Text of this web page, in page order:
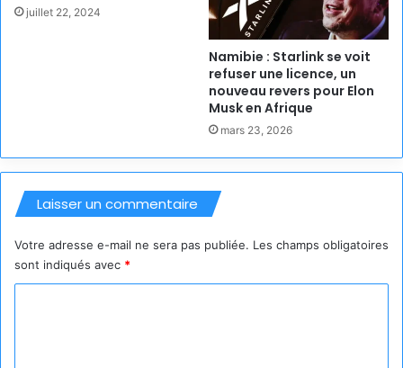
juillet 22, 2024
Namibie : Starlink se voit
refuser une licence, un
nouveau revers pour Elon
Musk en Afrique
mars 23, 2026
Laisser un commentaire
Votre adresse e-mail ne sera pas publiée. Les champs obligatoires
sont indiqués avec *